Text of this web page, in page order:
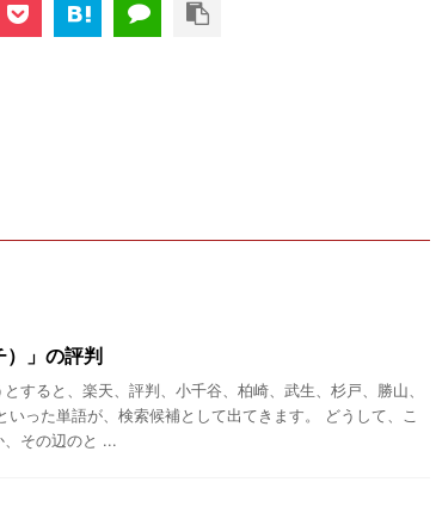
）」の評判
とすると、楽天、評判、小千谷、柏崎、武生、杉戸、勝山、
いった単語が、検索候補として出てきます。 どうして、こ
、その辺のと ...